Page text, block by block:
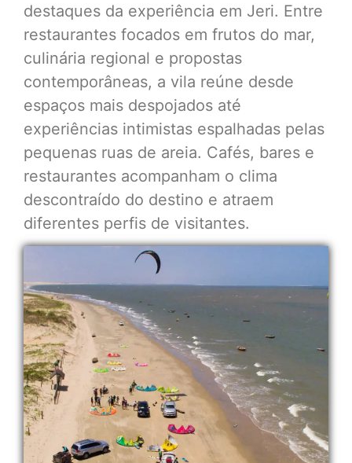
destaques da experiência em Jeri. Entre
restaurantes focados em frutos do mar,
culinária regional e propostas
contemporâneas, a vila reúne desde
espaços mais despojados até
experiências intimistas espalhadas pelas
pequenas ruas de areia. Cafés, bares e
restaurantes acompanham o clima
descontraído do destino e atraem
diferentes perfis de visitantes.